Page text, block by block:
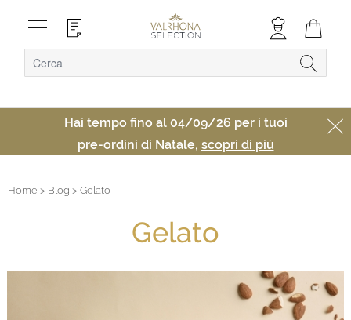
Hai tempo fino al 04/09/26 per i tuoi
pre-ordini di Natale, scopri di più
Home > Blog > Gelato
Gelato